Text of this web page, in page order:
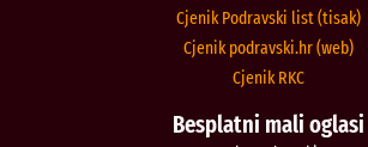
Cjenik Podravski list (tisak)
Cjenik podravski.hr (web)
Cjenik RKC
Besplatni mali oglasi